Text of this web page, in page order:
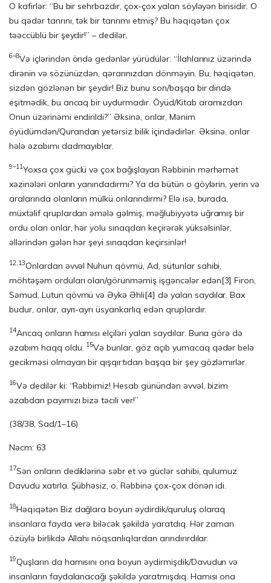
O kafirlər: “Bu bir sehrbazdır, çox-çox yalan söyləyən birisidir. O
bu qədər tanrını, tək bir tanrımı etmiş? Bu həqiqətən çox
təəccüblü bir şeydir!” – dedilər.
6–8Və içlərindən öndə gedənlər yürüdülər: “İlahlarınız üzərində
dirənin və sözünüzdən, qərarınızdan dönməyin. Bu, həqiqətən,
sizdən gözlənən bir şeydir! Biz bunu son/başqa bir dində
eşitmədik, bu ancaq bir uydurmadır. Öyüd/Kitab aramızdan
Onun üzərinəmi endirildi?” Əksinə, onlar, Mənim
öyüdümdən/Qurandan yetərsiz bilik içindədirlər. Əksinə, onlar
hələ əzabımı dadmayıblar.
9–11Yoxsa çox güclü və çox bağışlayan Rəbbinin mərhəmət
xəzinələri onların yanındadırmı? Ya da bütün o göylərin, yerin və
aralarında olanların mülkü onlarındırmı? Elə isə, burada,
müxtəlif qruplardan əmələ gəlmiş, məğlubiyyətə uğramış bir
ordu olan onlar, hər yolu sınaqdan keçirərək yüksəlsinlər,
əllərindən gələn hər şeyi sınaqdan keçirsinlər!
12,13Onlardan əvvəl Nuhun qövmü, Ad, sütunlar sahibi,
möhtəşəm orduları olan/görünməmiş işgəncələr edən[3] Firon,
Səmud, Lutun qövmü və Əykə Əhli[4] də yalan saydılar. Bax
budur, onlar, ayrı-ayrı üsyankarlıq edən qruplardır.
14Ancaq onların hamısı elçiləri yalan saydılar. Buna görə də
əzabım haqq oldu. 15Və bunlar, göz açıb yumacaq qədər belə
gecikməsi olmayan bir qışqırtıdan başqa bir şey gözləmırlər.
16Və dedilər ki: “Rəbbimiz! Hesab günündən əvvəl, bizim
əzabdan payımızı bizə təcili ver!”
(38/38, Sad/1–16)
Nəcm: 63
17Sən onların dediklərinə səbr et və güclər sahibi, qulumuz
Davudu xatırla. Şübhəsiz, o, Rəbbinə çox-çox dönən idi.
18Həqiqətən Biz dağlara boyun əydirdik/quruluş olaraq
insanlara fayda verə biləcək şəkildə yaratdıq. Hər zaman
özüylə birlikdə Allahı nöqsanlıqlardan arındırırdılar.
19Quşların da hamısını ona boyun əydirmişdik/Davudun və
insanların faydalanacağı şəkildə yaratmışdıq. Hamısı ona